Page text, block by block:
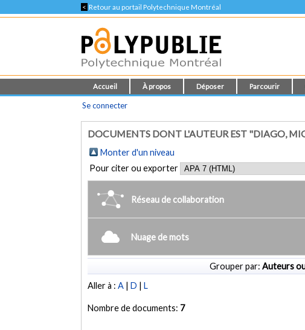
< Retour au portail Polytechnique Montréal
Accueil À propos Déposer Parcourir
Se connecter
DOCUMENTS DONT L'AUTEUR EST "DIAGO,
Monter d'un niveau
Pour citer ou exporter
Réseau de collaboration
Nuage de mots
Grouper par: Auteurs
Aller à :A |D |L
Nombre de documents: 7